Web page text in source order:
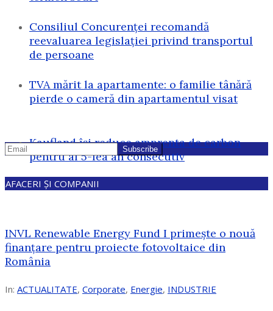
Consiliul Concurenței recomandă
reevaluarea legislației privind transportul
de persoane
TVA mărit la apartamente: o familie tânără
pierde o cameră din apartamentul visat
Kaufland își reduce amprenta de carbon
pentru al 5-lea an consecutiv
AFACERI ȘI COMPANII
INVL Renewable Energy Fund I primește o nouă
finanțare pentru proiecte fotovoltaice din
România
In: ACTUALITATE, Corporate, Energie, INDUSTRIE